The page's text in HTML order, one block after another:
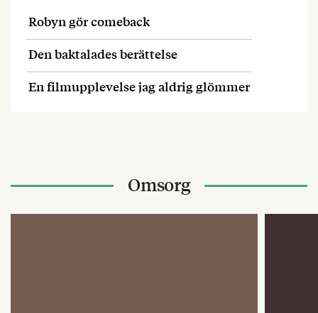
Robyn gör comeback
Den baktalades berättelse
En filmupplevelse jag aldrig glömmer
Omsorg